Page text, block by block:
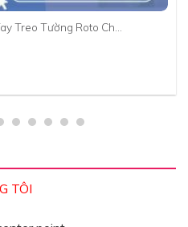
Treo Tường Roto Ch…
TÔI